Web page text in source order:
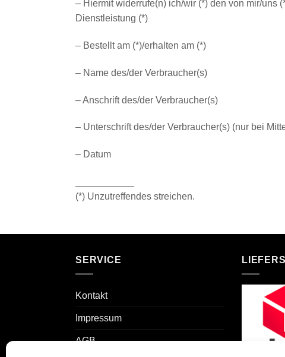
– Hiermit widerrufe(n) ich/wir (*) den von mir/uns
Dienstleistung (*)
– Bestellt am (*)/erhalten am (*)
– Name des/der Verbraucher(s)
– Anschrift des/der Verbraucher(s)
– Unterschrift des/der Verbraucher(s) (nur bei
– Datum
(*) Unzutreffendes streichen.
SERVICE
Kontakt
Impressum
AGB